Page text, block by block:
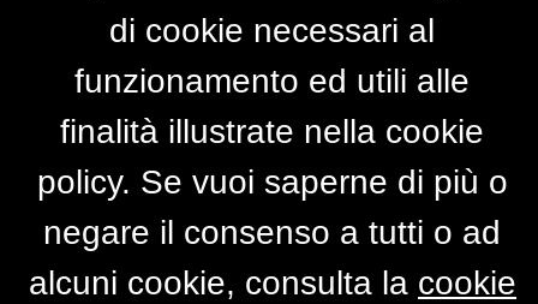
di cookie necessari al
funzionamento ed utili alle
finalità illustrate nella cookie
policy. Se vuoi saperne di più o
negare il consenso a tutti o ad
alcuni cookie, consulta la cookie